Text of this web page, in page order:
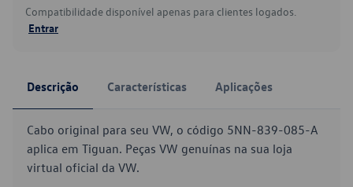
Compatibilidade disponível apenas para clientes logados.
Entrar
Descrição Características Aplicações
Cabo original para seu VW, o código 5NN-839-085-A
aplica em Tiguan. Peças VW genuínas na sua loja
virtual oficial da VW.